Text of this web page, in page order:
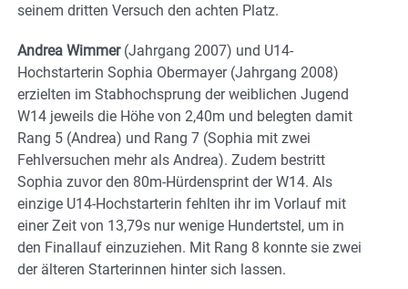
seinem dritten Versuch den achten Platz.
Andrea Wimmer(Jahrgang 2007) und U14-
Hochstarterin Sophia Obermayer (Jahrgang 2008)
erzielten im Stabhochsprung der weiblichen Jugend
W14 jeweils die Höhe von 2,40m und belegten damit
Rang 5 (Andrea) und Rang 7 (Sophia mit zwei
Fehlversuchen mehr als Andrea). Zudem bestritt
Sophia zuvor den 80m-Hürdensprint der W14. Als
einzige U14-Hochstarterin fehlten ihr im Vorlauf mit
einer Zeit von 13,79s nur wenige Hundertstel, um in
den Finallauf einzuziehen. Mit Rang 8 konnte sie zwei
der älteren Starterinnen hinter sich lassen.